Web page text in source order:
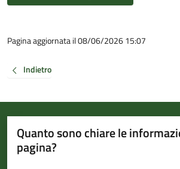
Pagina aggiornata il 08/06/2026 15:07
Indietro
Quanto sono chiare le
pagina?